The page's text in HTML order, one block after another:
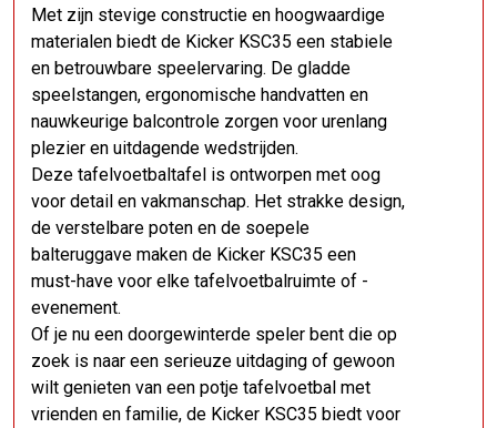
Met zijn stevige constructie en hoogwaardige
materialen biedt de Kicker KSC35 een stabiele
en betrouwbare speelervaring. De gladde
speelstangen, ergonomische handvatten en
nauwkeurige balcontrole zorgen voor urenlang
plezier en uitdagende wedstrijden.
Deze tafelvoetbaltafel is ontworpen met oog
voor detail en vakmanschap. Het strakke design,
de verstelbare poten en de soepele
balteruggave maken de Kicker KSC35 een
must-have voor elke tafelvoetbalruimte of -
evenement.
Of je nu een doorgewinterde speler bent die op
zoek is naar een serieuze uitdaging of gewoon
wilt genieten van een potje tafelvoetbal met
vrienden en familie, de Kicker KSC35 biedt voor